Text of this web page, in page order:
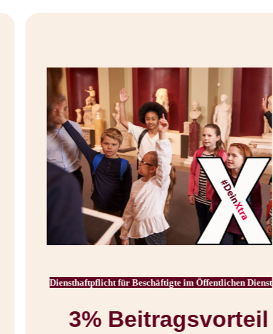
Diensthaftpflicht für Beschäftigte im Öffentlichen Dienst
3% Beitragsvorteil